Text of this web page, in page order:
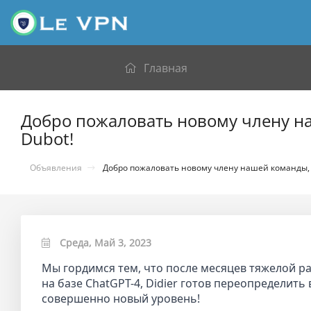
Главная
Добро пожаловать новому члену
Dubot!
Объявления Добро пожаловать новому члену нашей
Среда, Май 3, 2023
Мы гордимся тем, что после месяцев тяжелой
на базе ChatGPT-4, Didier готов
совершенно новый уровень!